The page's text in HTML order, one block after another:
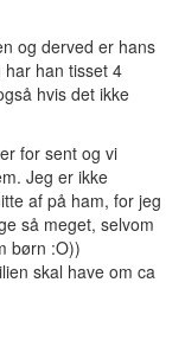
og derved er hans
han tisset 4
hvis det ikke
for sent og vi
Jeg er ikke
af på ham, for jeg
så meget, selvom
børn :O))
skal have om ca